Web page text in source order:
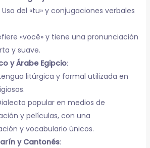
Uso del «tu» y conjugaciones verbales
«você» y tiene una pronunciación
y suave.
y Árabe Egipcio:
litúrgica y formal utilizada en
popular en medios de
y películas, con una
y vocabulario únicos.
y Cantonés: